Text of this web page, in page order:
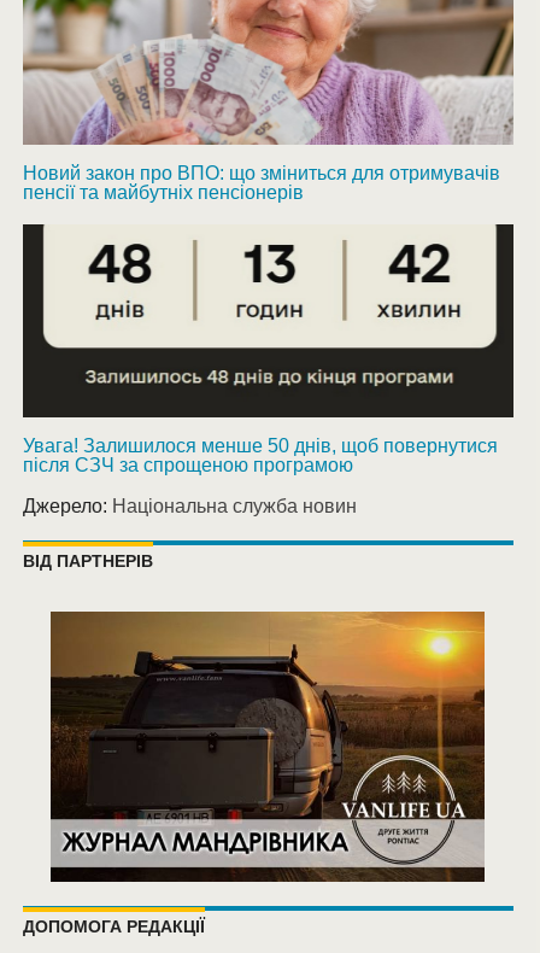
Новий закон про ВПО: що зміниться для отримувачів
пенсії та майбутніх пенсіонерів
Увага! Залишилося менше 50 днів, щоб повернутися
після СЗЧ за спрощеною програмою
Джерело: Національна служба новин
ВІД ПАРТНЕРІВ
ДОПОМОГА РЕДАКЦІЇ